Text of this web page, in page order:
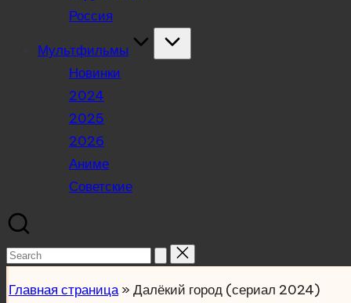
Россия
Мультфильмы
Новинки
2024
2025
2026
Аниме
Советские
Search
Главная страница» Далёкий город (сериал 2024)